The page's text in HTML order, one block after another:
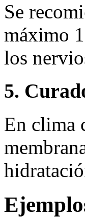
Se
máximo
los
5.
En clima